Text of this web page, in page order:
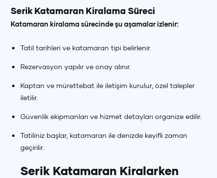
+90 (850) 242 50 50
+90 (850) 242 50 50
+90 (850) 242 50 50
+90 (850) 242 50 50
Serik Katamaran Kiralama Süreci
Katamaran kiralama sürecinde şu aşamalar izlenir:
Tatil tarihleri ve katamaran tipi belirlenir.
Rezervasyon yapılır ve onay alınır.
Kaptan ve mürettebat ile iletişim kurulur, özel talepler
iletilir.
Güvenlik ekipmanları ve hizmet detayları organize edilir.
Tatiliniz başlar, katamaran ile denizde keyifli zaman
geçirilir.
Serik Katamaran Kiralarken
+90 (850) 242 50 50
+90 (850) 242 50 50